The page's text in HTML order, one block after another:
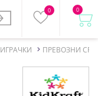
0 0
ИГРАЧКИ ПРЕВОЗНИ